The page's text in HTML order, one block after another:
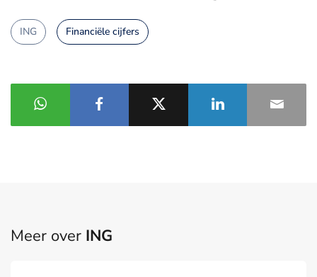
ING Financiële cijfers
Meer over ING